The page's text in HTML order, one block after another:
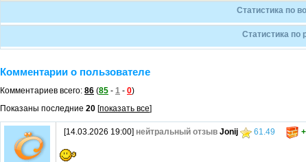
Статистика по
Статистика по
Комментарии о пользователе
Комментариев всего: 86 (85 - 1 - 0)
Показаны последние 20 [показать все]
[14.03.2026 19:00] нейтральный отзыв Jonij 61.49